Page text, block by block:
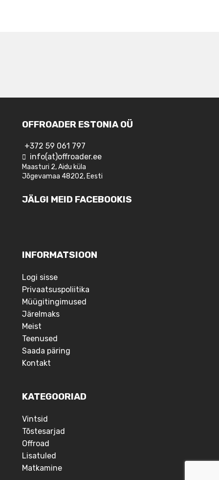
OFFROADER ESTONIA OÜ
+372 59 061 797
info(at)offroader.ee
Maasturi 2, Aidu küla
Jõgevamaa 48202, Eesti
JÄLGI MEID FACEBOOKIS
INFORMATSIOON
Logi sisse
Privaatsuspoliitika
Müügitingimused
Järelmaks
Meist
Teenused
Saada päring
Kontakt
KATEGOORIAD
Vintsid
Tõstesarjad
Offroad
Lisatuled
Matkamine